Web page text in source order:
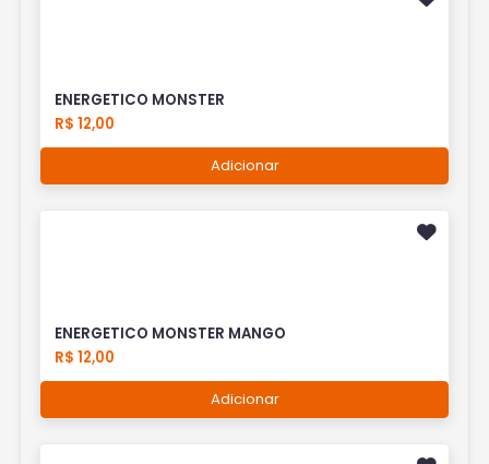
ENERGETICO MONSTER
R$ 12,00
Adicionar
ENERGETICO MONSTER MANGO
R$ 12,00
Adicionar